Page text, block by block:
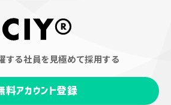
する社員を見極めて採用する
料アカウント登録